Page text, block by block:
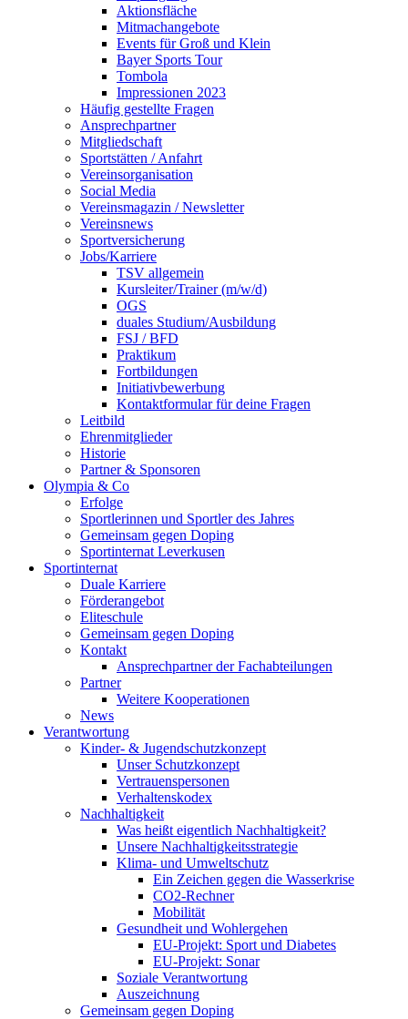
Aktionsfläche
Mitmachangebote
Events für Groß und Klein
Bayer Sports Tour
Tombola
Impressionen 2023
Häufig gestellte Fragen
Ansprechpartner
Mitgliedschaft
Sportstätten / Anfahrt
Vereinsorganisation
Social Media
Vereinsmagazin / Newsletter
Vereinsnews
Sportversicherung
Jobs/Karriere
TSV allgemein
Kursleiter/Trainer (m/w/d)
OGS
duales Studium/Ausbildung
FSJ / BFD
Praktikum
Fortbildungen
Initiativbewerbung
Kontaktformular für deine Fragen
Leitbild
Ehrenmitglieder
Historie
Partner & Sponsoren
Olympia & Co
Erfolge
Sportlerinnen und Sportler des Jahres
Gemeinsam gegen Doping
Sportinternat Leverkusen
Sportinternat
Duale Karriere
Förderangebot
Eliteschule
Gemeinsam gegen Doping
Kontakt
Ansprechpartner der Fachabteilungen
Partner
Weitere Kooperationen
News
Verantwortung
Kinder- & Jugendschutzkonzept
Unser Schutzkonzept
Vertrauenspersonen
Verhaltenskodex
Nachhaltigkeit
Was heißt eigentlich Nachhaltigkeit?
Unsere Nachhaltigkeitsstrategie
Klima- und Umweltschutz
Ein Zeichen gegen die Wasserkrise
CO2-Rechner
Mobilität
Gesundheit und Wohlergehen
EU-Projekt: Sport und Diabetes
EU-Projekt: Sonar
Soziale Verantwortung
Auszeichnung
Gemeinsam gegen Doping